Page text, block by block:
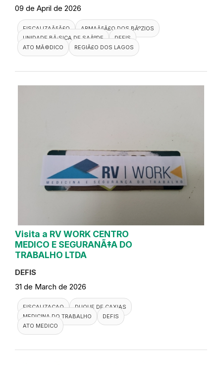
09 de April de 2026
FISCALIZAÃ§Ã£O
ARMAÃ§Ã£O DOS BÃºZIOS
UNIDADE BÃ¡SICA DE SAÃºDE
DEFIS
ATO MÃ©DICO
REGIÃ£O DOS LAGOS
Visita a RV WORK CENTRO
MEDICO E SEGURANÃ‡A DO
TRABALHO LTDA
DEFIS
31 de March de 2026
FISCALIZACAO
DUQUE DE CAXIAS
MEDICINA DO TRABALHO
DEFIS
ATO MEDICO